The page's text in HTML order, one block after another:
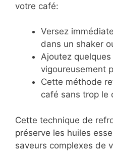
votre café:
Versez
dans un shaker
Ajoutez
vigoureusement
Cette méthode
café sans trop le
Cette technique de
préserve les huiles
saveurs complexes de